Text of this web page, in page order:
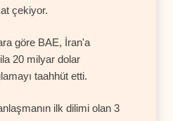
çekiyor.
göre BAE, İran'a
20 milyar dolar
taahhüt etti.
ilk dilimi olan 3